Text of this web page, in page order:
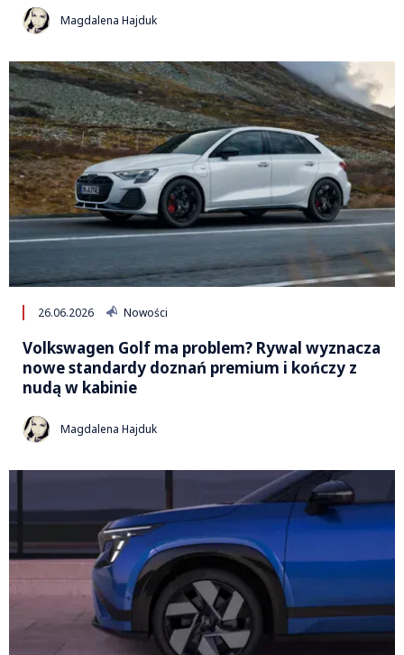
Magdalena Hajduk
26.06.2026 Nowości
Volkswagen Golf ma problem? Rywal wyznacza
nowe standardy doznań premium i kończy z
nudą w kabinie
Magdalena Hajduk